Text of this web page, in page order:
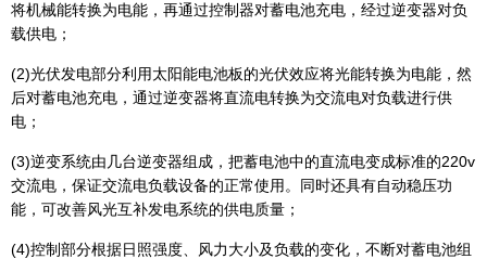
将机械能转换为电能，再通过控制器对蓄电池充电，经过逆变器对负
载供电；
(2)光伏发电部分利用太阳能电池板的光伏效应将光能转换为电能，然
后对蓄电池充电，通过逆变器将直流电转换为交流电对负载进行供
电；
(3)逆变系统由几台逆变器组成，把蓄电池中的直流电变成标准的220v
交流电，保证交流电负载设备的正常使用。同时还具有自动稳压功
能，可改善风光互补发电系统的供电质量；
(4)控制部分根据日照强度、风力大小及负载的变化，不断对蓄电池组